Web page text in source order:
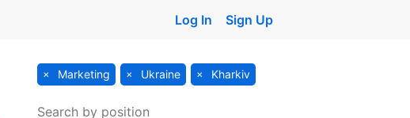
Log In Sign Up
Marketing Ukraine Kharkiv
Search by position